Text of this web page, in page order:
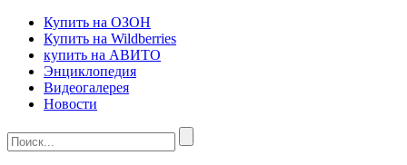
Купить на ОЗОН
Купить на Wildberries
купить на АВИТО
Энциклопедия
Видеогалерея
Новости